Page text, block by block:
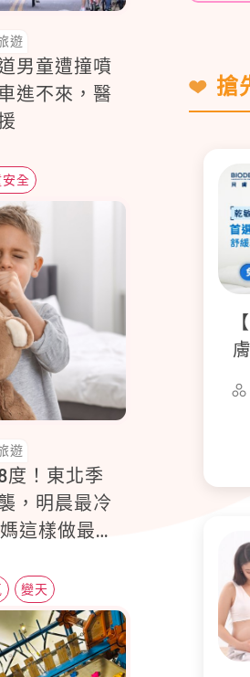
遊
男童遭撞噴
進不來，醫
安全
遊
度！東北季
，明晨最冷
這樣做最不
變天
搶